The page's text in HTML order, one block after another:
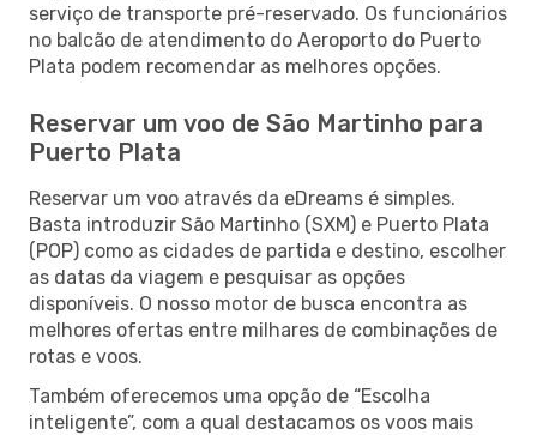
serviço de transporte pré-reservado. Os funcionários
no balcão de atendimento do Aeroporto do Puerto
Plata podem recomendar as melhores opções.
Reservar um voo de São Martinho para
Puerto Plata
Reservar um voo através da eDreams é simples.
Basta introduzir São Martinho (SXM) e Puerto Plata
(POP) como as cidades de partida e destino, escolher
as datas da viagem e pesquisar as opções
disponíveis. O nosso motor de busca encontra as
melhores ofertas entre milhares de combinações de
rotas e voos.
Também oferecemos uma opção de “Escolha
inteligente”, com a qual destacamos os voos mais